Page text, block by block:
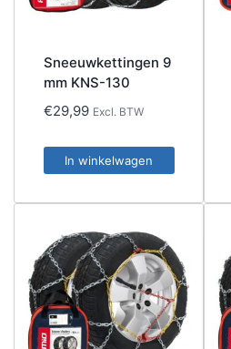
Sneeuwkettingen 9
mm KNS-130
€29,99 Excl. BTW
In winkelwagen